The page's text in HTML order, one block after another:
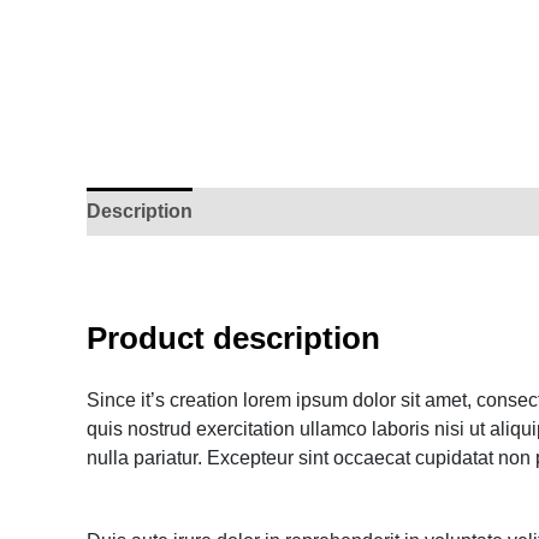
Description
Product description
Since it’s creation lorem ipsum dolor sit amet,
quis nostrud exercitation ullamco laboris nisi ut
nulla pariatur. Excepteur sint occaecat cupidatat